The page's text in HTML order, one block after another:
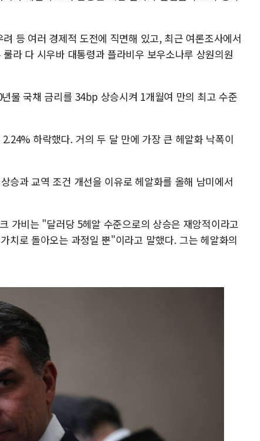
등 여러 경제적 도전에 직면해 있고, 최근 여론조사에서
라 다 시우바 대통령과 플라비우 보우소나루 상원의원
물 국채 금리를 34bp 상승시켜 1개월여 만의 최고 수준
하락했다. 거의 두 달 만에 가장 큰 헤알화 낙폭이
승과 교역 조건 개선을 이유로 헤알화를 올해 남미에서
가비는 "달러당 5헤알 수준으로의 상승은 재앙적이라고
치로 돌아오는 과정일 뿐"이라고 말했다. 그는 헤알화의